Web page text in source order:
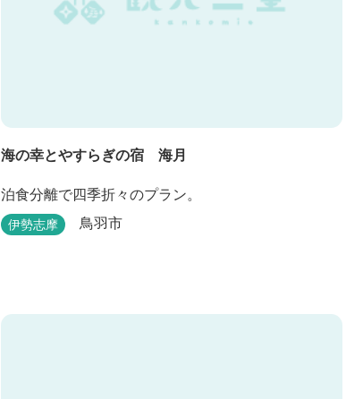
海の幸とやすらぎの宿 海月
泊食分離で四季折々のプラン。
伊勢志摩 鳥羽市